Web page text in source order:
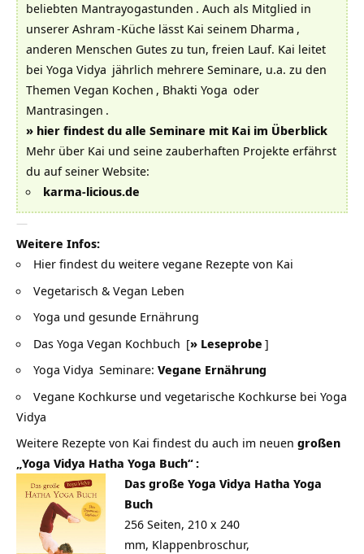
beliebten Mantrayogastunden . Auch als Mitglied in
unserer Ashram -Küche lässt Kai seinem Dharma ,
anderen Menschen Gutes zu tun, freien Lauf. Kai leitet
bei Yoga Vidya jährlich mehrere Seminare, u.a. zu den
Themen Vegan Kochen , Bhakti Yoga oder
Mantrasingen .
» hier findest du alle Seminare mit Kai im Überblick
Mehr über Kai und seine zauberhaften Projekte erfährst
du auf seiner Website:
karma-licious.de
—
Weitere Infos:
Hier findest du weitere vegane Rezepte von Kai
Vegetarisch & Vegan Leben
Yoga und gesunde Ernährung
Das Yoga Vegan Kochbuch [» Leseprobe ]
Yoga Vidya Seminare: Vegane Ernährung
Vegane Kochkurse und vegetarische Kochkurse bei Yoga
Vidya
Weitere Rezepte von Kai findest du auch im neuen großen
„Yoga Vidya Hatha Yoga Buch“:
Das große Yoga Vidya Hatha Yoga
Buch
256 Seiten, 210 x 240
mm, Klappenbroschur,